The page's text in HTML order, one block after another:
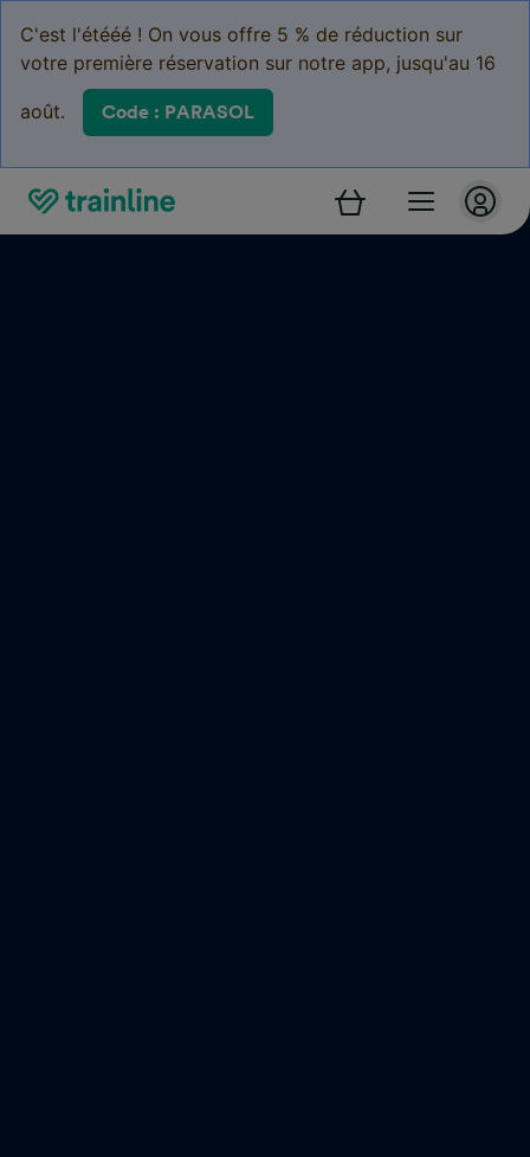
C'est l'étééé ! On vous offre 5 % de réduction sur
votre première réservation sur notre app, jusqu'au 16
août. Code : PARASOL